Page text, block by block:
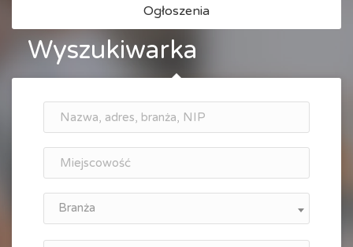
Ogłoszenia
Wyszukiwarka
Branża